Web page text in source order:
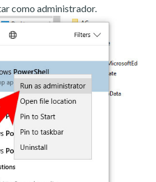
como administrador.